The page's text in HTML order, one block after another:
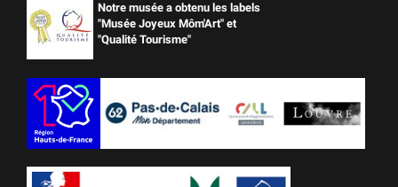
Notre musée a obtenu les labels
"Musée Joyeux Môm'Art" et
"Qualité Tourisme"